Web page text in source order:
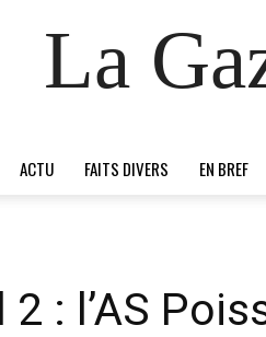
La
ACTU FAITS DIVERS EN BREF
: l’AS